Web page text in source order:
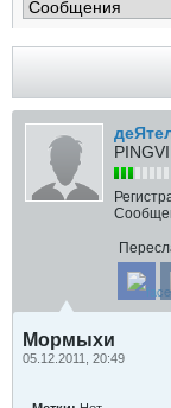
Мормыхи
05.12.2011, 20:49